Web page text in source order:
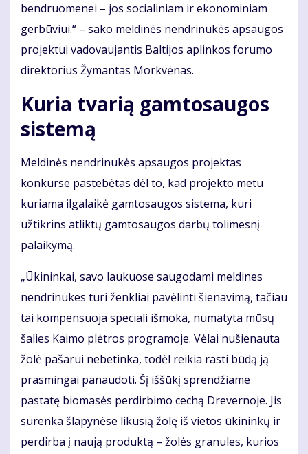
bendruomenei – jos socialiniam ir ekonominiam
gerbūviui.“ – sako meldinės nendrinukės apsaugos
projektui vadovaujantis Baltijos aplinkos forumo
direktorius Žymantas Morkvėnas.
Kuria tvarią gamtosaugos
sistemą
Meldinės nendrinukės apsaugos projektas
konkurse pastebėtas dėl to, kad projekto metu
kuriama ilgalaikė gamtosaugos sistema, kuri
užtikrins atliktų gamtosaugos darbų tolimesnį
palaikymą.
„Ūkininkai, savo laukuose saugodami meldines
nendrinukes turi ženkliai pavėlinti šienavimą, tačiau
tai kompensuoja speciali išmoka, numatyta mūsų
šalies Kaimo plėtros programoje. Vėlai nušienauta
žolė pašarui nebetinka, todėl reikia rasti būdą ją
prasmingai panaudoti. Šį iššūkį sprendžiame
pastatę biomasės perdirbimo cechą Drevernoje. Jis
surenka šlapynėse likusią žolę iš vietos ūkininkų ir
perdirba į naują produktą – žolės granules, kurios